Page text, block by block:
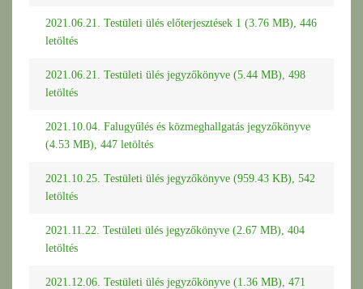
2021.06.21. Testületi ülés előterjesztések 1 (3.76 MB), 446
letöltés
2021.06.21. Testületi ülés jegyzőkönyve (5.44 MB), 498
letöltés
2021.10.04. Falugyűlés és közmeghallgatás jegyzőkönyve
(4.53 MB), 447 letöltés
2021.10.25. Testületi ülés jegyzőkönyve (959.43 KB), 542
letöltés
2021.11.22. Testületi ülés jegyzőkönyve (2.67 MB), 404
letöltés
2021.12.06. Testületi ülés jegyzőkönyve (1.36 MB), 471